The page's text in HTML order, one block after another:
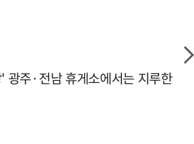
광주·전남 휴게소에서는 지루한